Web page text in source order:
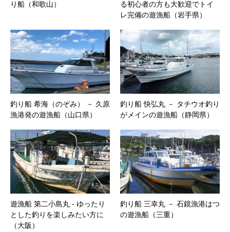
り船（和歌山）
る初心者の方も大歓迎でトイ
レ完備の遊漁船（岩手県）
釣り船 希海（のぞみ） － 久原
漁港発の遊漁船（山口県）
釣り船 快弘丸 － タチウオ釣り
がメインの遊漁船（静岡県）
遊漁船 第二小島丸 ‐ ゆったり
とした釣りを楽しみたい方に
（大阪）
釣り船 三幸丸 － 石鏡漁港はつ
の遊漁船（三重）